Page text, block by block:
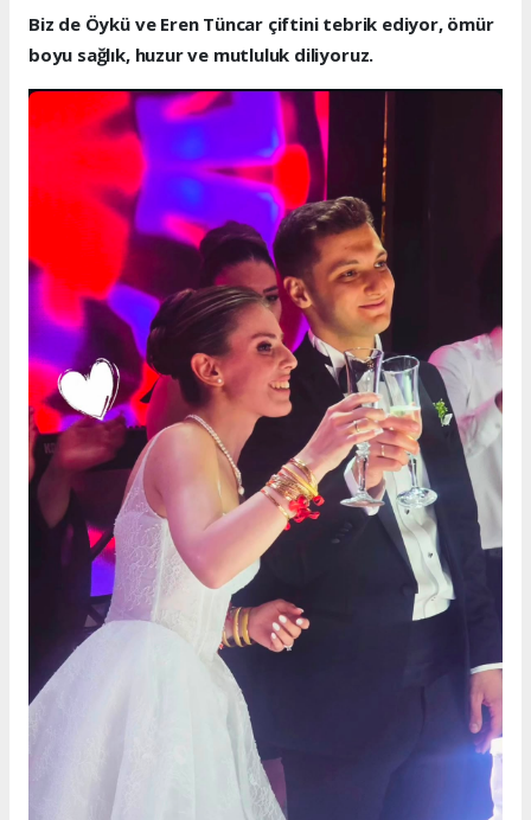
Biz de Öykü ve Eren Tüncar çiftini tebrik ediyor, ömür
boyu sağlık, huzur ve mutluluk diliyoruz.